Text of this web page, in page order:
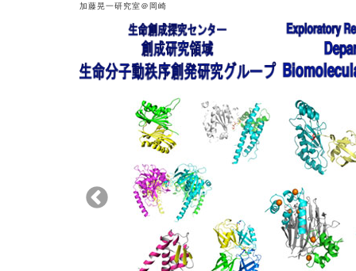
加藤晃一研究室＠岡崎